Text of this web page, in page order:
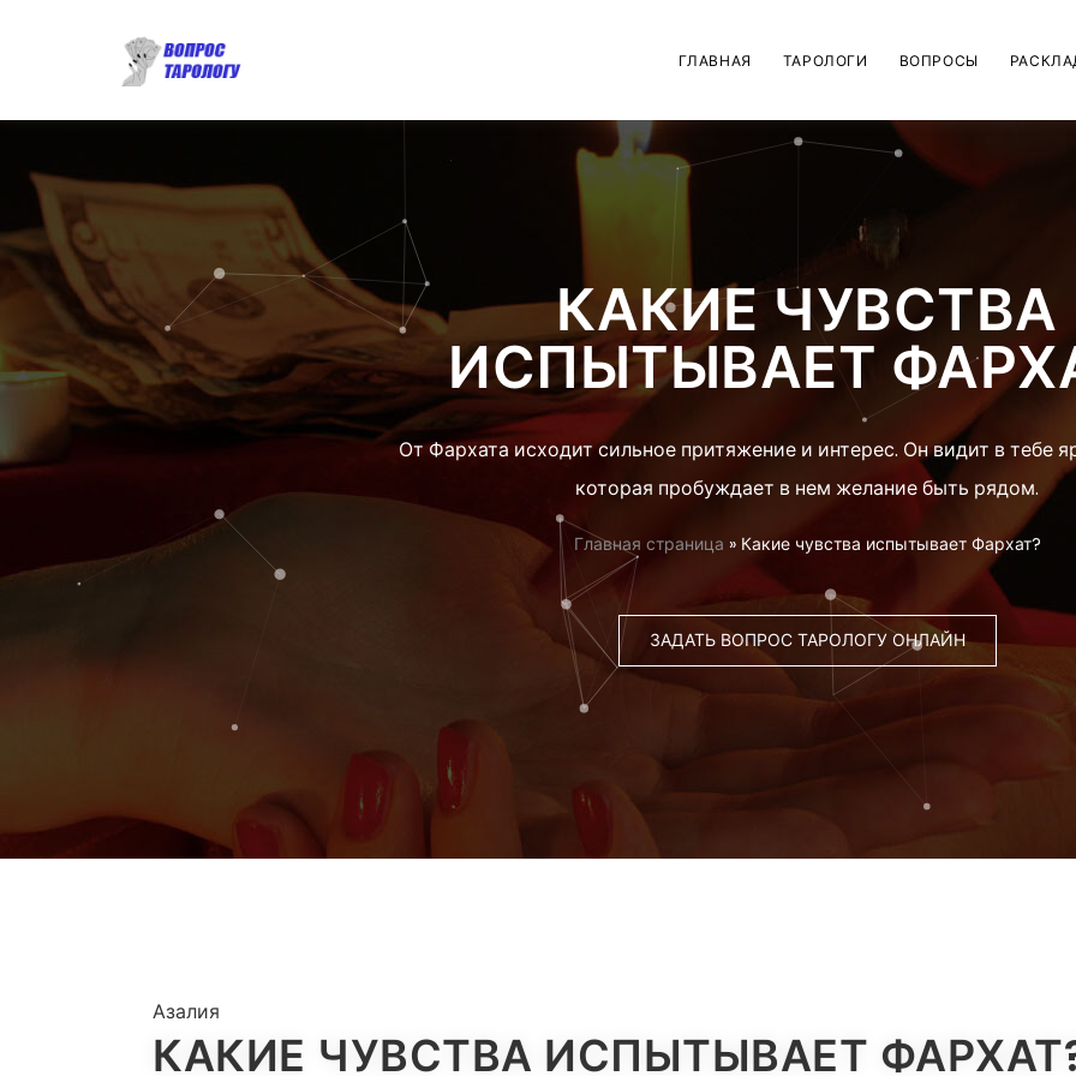
ГЛАВНАЯ ТАРОЛОГИ ВОПРОСЫ
КАКИЕ ЧУВСТВА
ИСПЫТЫВАЕТ
От Фархата исходит сильное притяжение и интерес. Он видит в тебе
которая пробуждает в нем желание быть рядом.
Главная страница » Какие чувства испытывает Фархат?
ЗАДАТЬ ВОПРОС ТАРОЛОГУ ОНЛАЙН
Азалия
КАКИЕ ЧУВСТВА ИСПЫТЫВАЕТ